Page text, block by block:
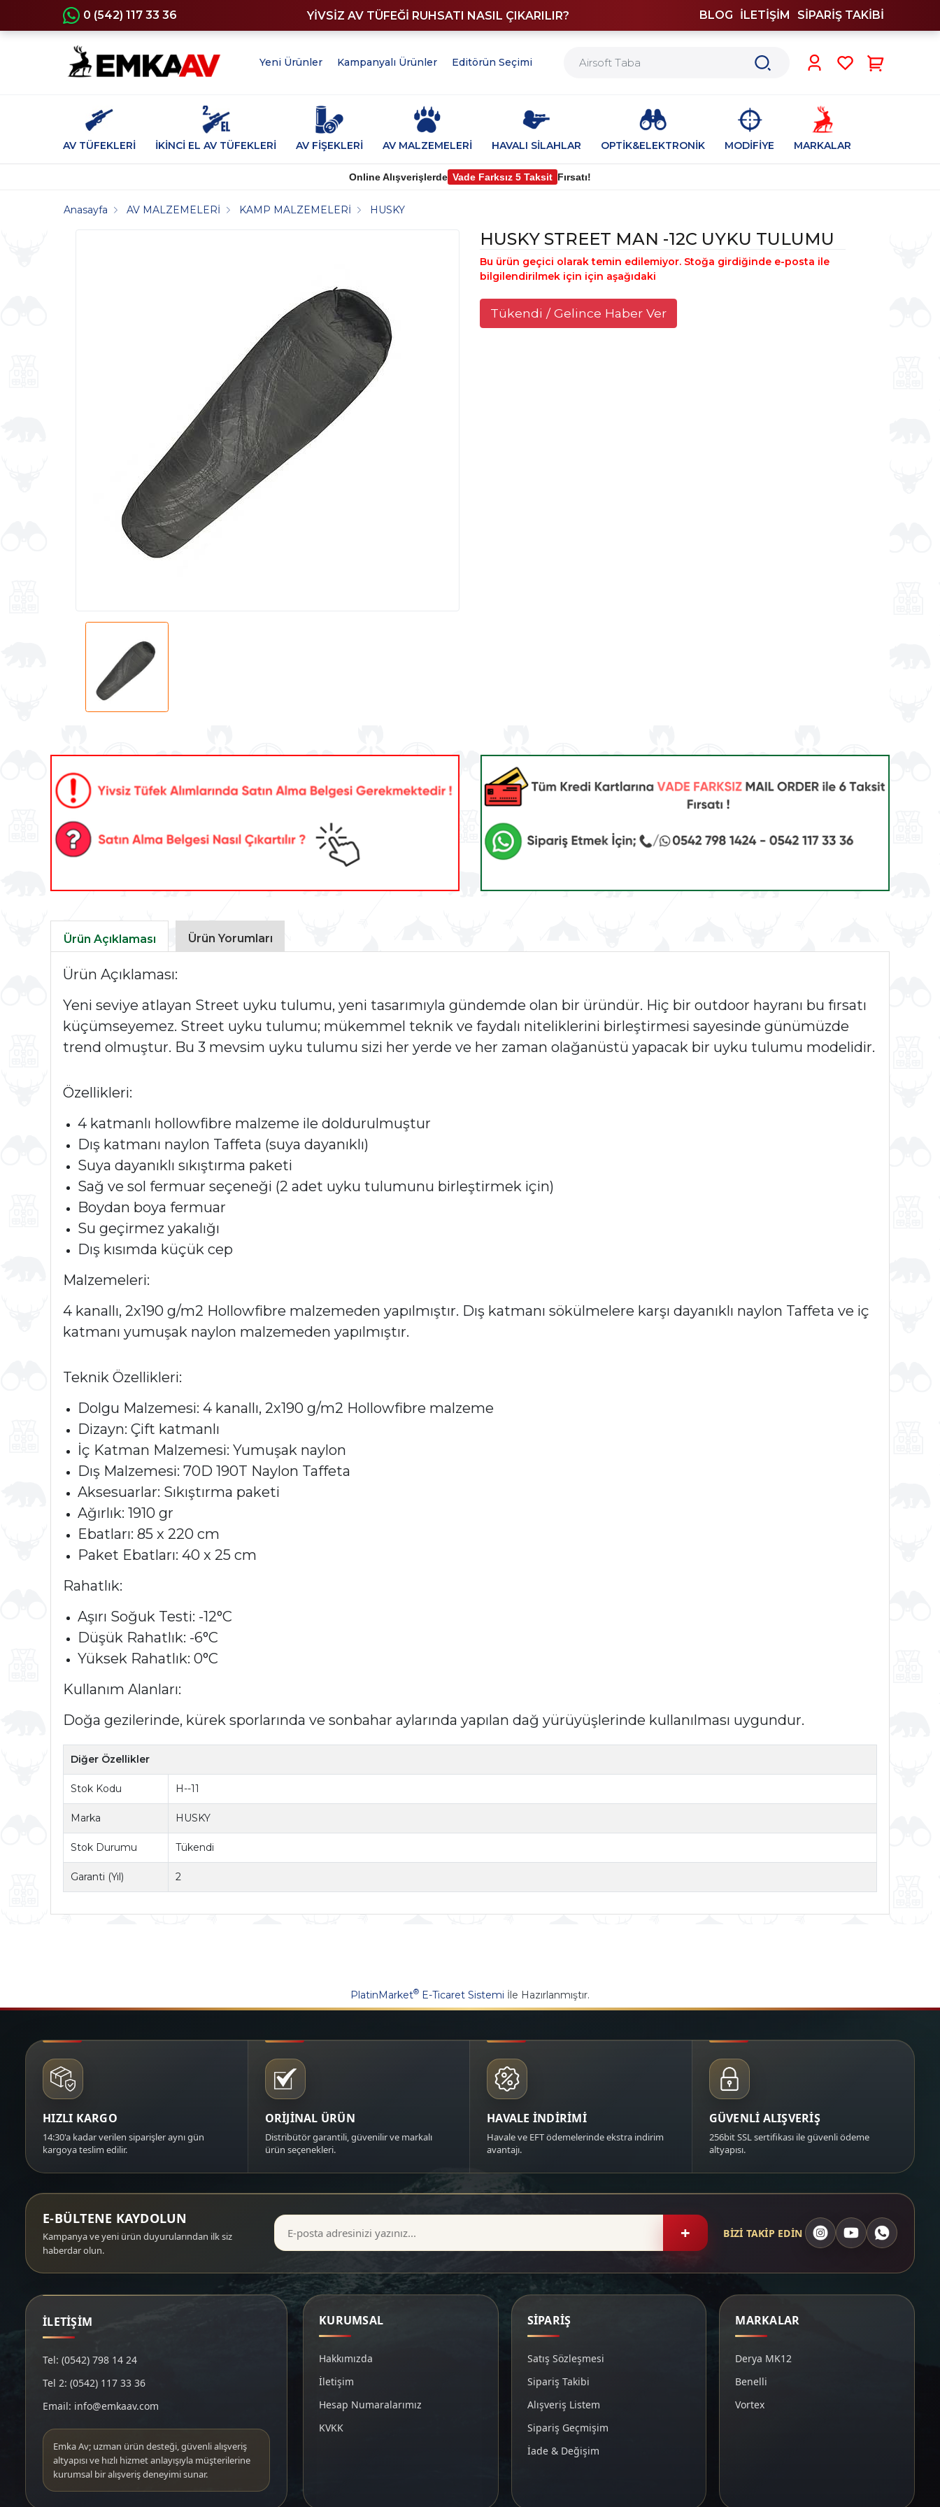
0 (542) 117 33 36 YİVSİZ AV TÜFEĞİ RUHSATI NASIL ÇIKARILIR? BLOG İLETİŞİM SİPARİŞ TAKİBİ
Yeni Ürünler Kampanyalı Ürünler Editörün Seçimi
AV TÜFEKLERİ İKİNCİ EL AV TÜFEKLERİ AV FİŞEKLERİ AV MALZEMELERİ HAVALI SİLAHLAR OPTİK&ELEKTRONİK MODİFİYE MARKALAR
Online Alışverişlerde Vade Farksız 5 Taksit Fırsatı!
Anasayfa AV MALZEMELERİ KAMP MALZEMELERİ HUSKY
HUSKY STREET MAN -12C UYKU TULUMU
Bu ürün geçici olarak temin edilemiyor. Stoğa girdiğinde e-posta ile
bilgilendirilmek için için aşağıdaki
Tükendi / Gelince Haber Ver
Ürün Açıklaması Ürün Yorumları
Ürün Açıklaması:
Yeni seviye atlayan Street uyku tulumu, yeni tasarımıyla gündemde olan bir üründür. Hiç bir outdoor hayranı bu fırsatı
küçümseyemez. Street uyku tulumu; mükemmel teknik ve faydalı niteliklerini birleştirmesi sayesinde günümüzde
trend olmuştur. Bu 3 mevsim uyku tulumu sizi her yerde ve her zaman olağanüstü yapacak bir uyku tulumu modelidir.
Özellikleri:
4 katmanlı hollowfibre malzeme ile doldurulmuştur
Dış katmanı naylon Taffeta (suya dayanıklı)
Suya dayanıklı sıkıştırma paketi
Sağ ve sol fermuar seçeneği (2 adet uyku tulumunu birleştirmek için)
Boydan boya fermuar
Su geçirmez yakalığı
Dış kısımda küçük cep
Malzemeleri:
4 kanallı, 2x190 g/m2 Hollowfibre malzemeden yapılmıştır. Dış katmanı sökülmelere karşı dayanıklı naylon Taffeta ve iç
katmanı yumuşak naylon malzemeden yapılmıştır.
Teknik Özellikleri:
Dolgu Malzemesi: 4 kanallı, 2x190 g/m2 Hollowfibre malzeme
Dizayn: Çift katmanlı
İç Katman Malzemesi: Yumuşak naylon
Dış Malzemesi: 70D 190T Naylon Taffeta
Aksesuarlar: Sıkıştırma paketi
Ağırlık: 1910 gr
Ebatları: 85 x 220 cm
Paket Ebatları: 40 x 25 cm
Rahatlık:
Aşırı Soğuk Testi: -12°C
Düşük Rahatlık: -6°C
Yüksek Rahatlık: 0°C
Kullanım Alanları:
Doğa gezilerinde, kürek sporlarında ve sonbahar aylarında yapılan dağ yürüyüşlerinde kullanılması uygundur.
Diğer Özellikler
Stok Kodu H--11
Marka HUSKY
Stok Durumu Tükendi
Garanti (Yıl) 2
PlatinMarket® E-Ticaret Sistemi İle Hazırlanmıştır.
HIZLI KARGO
14:30'a kadar verilen siparişler aynı gün
kargoya teslim edilir.
ORİJİNAL ÜRÜN
Distribütör garantili, güvenilir ve markalı
ürün seçenekleri.
HAVALE İNDİRİMİ
Havale ve EFT ödemelerinde ekstra indirim
avantajı.
GÜVENLİ ALIŞVERİŞ
256bit SSL sertifikası ile güvenli ödeme
altyapısı.
E-BÜLTENE KAYDOLUN
Kampanya ve yeni ürün duyurularından ilk siz
haberdar olun.
+ BİZİ TAKİP EDİN
İLETİŞİM
Tel: (0542) 798 14 24
Tel 2: (0542) 117 33 36
Email: info@emkaav.com
Emka Av; uzman ürün desteği, güvenli alışveriş
altyapısı ve hızlı hizmet anlayışıyla müşterilerine
kurumsal bir alışveriş deneyimi sunar.
KURUMSAL
Hakkımızda
İletişim
Hesap Numaralarımız
KVKK
SİPARİŞ
Satış Sözleşmesi
Sipariş Takibi
Alışveriş Listem
Sipariş Geçmişim
İade & Değişim
MARKALAR
Derya MK12
Benelli
Vortex